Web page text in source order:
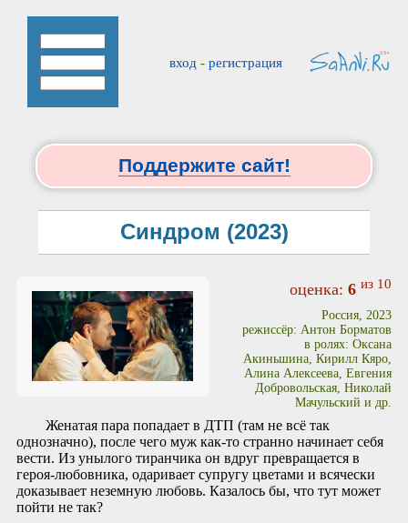
вход - регистрация
Поддержите сайт!
Синдром (2023)
оценка: 6 из 10
Россия, 2023
режиссёр: Антон Борматов
в ролях: Оксана
Акиньшина, Кирилл Кяро,
Алина Алексеева, Евгения
Добровольская, Николай
Мачульский и др.
Женатая пара попадает в ДТП (там не всё так
однозначно), после чего муж как-то странно начинает себя
вести. Из унылого тиранчика он вдруг превращается в
героя-любовника, одаривает супругу цветами и всячески
доказывает неземную любовь. Казалось бы, что тут может
пойти не так?